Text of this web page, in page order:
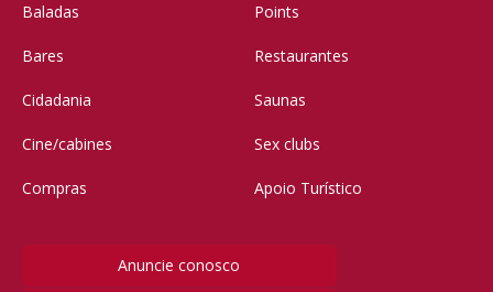
Baladas
Bares
Cidadania
Cine/cabines
Compras
Points
Restaurantes
Saunas
Sex clubs
Apoio Turístico
Anuncie conosco